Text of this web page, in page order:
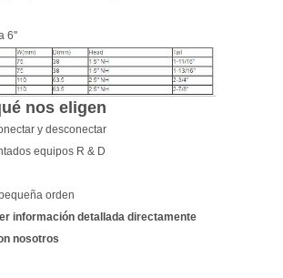
6''
nos eligen
y desconectar
equipos R & D
orden
información detallada directamente
nosotros